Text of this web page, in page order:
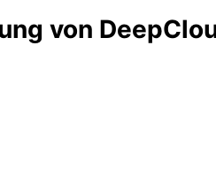
von